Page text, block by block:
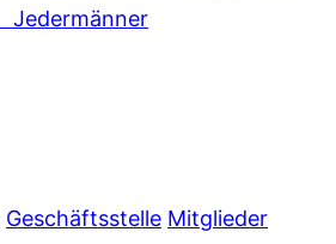
Jedermänner
Geschäftsstelle Mitglieder